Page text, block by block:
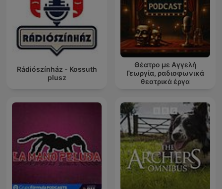
Rádiószínház - Kossuth
plusz
Θέατρο με Αγγελή
Γεωργία, ραδιοφωνικά
θεατρικά έργα